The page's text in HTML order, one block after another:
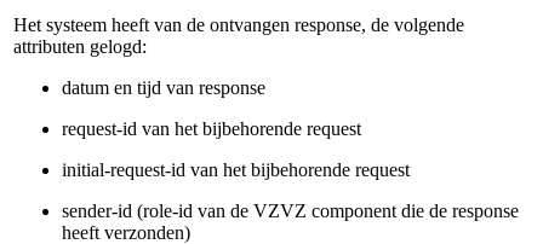
Het systeem heeft van de ontvangen response, de volgende
attributen gelogd:
datum en tijd van response
request-id van het bijbehorende request
initial-request-id van het bijbehorende request
sender-id (role-id van de VZVZ component die de response
heeft verzonden)